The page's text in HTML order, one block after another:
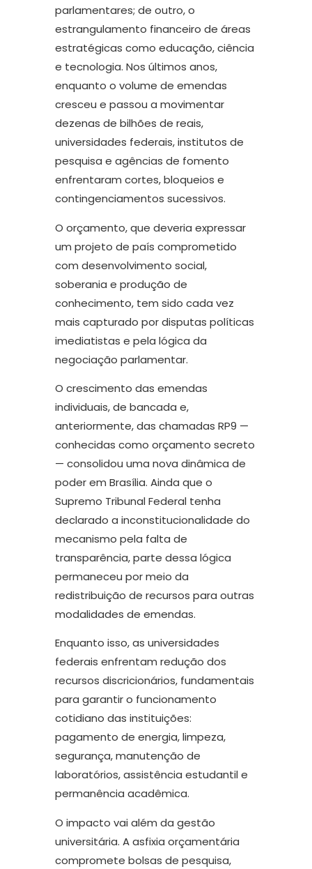
parlamentares; de outro, o
estrangulamento financeiro de áreas
estratégicas como educação, ciência
e tecnologia. Nos últimos anos,
enquanto o volume de emendas
cresceu e passou a movimentar
dezenas de bilhões de reais,
universidades federais, institutos de
pesquisa e agências de fomento
enfrentaram cortes, bloqueios e
contingenciamentos sucessivos.
O orçamento, que deveria expressar
um projeto de país comprometido
com desenvolvimento social,
soberania e produção de
conhecimento, tem sido cada vez
mais capturado por disputas políticas
imediatistas e pela lógica da
negociação parlamentar.
O crescimento das emendas
individuais, de bancada e,
anteriormente, das chamadas RP9 —
conhecidas como orçamento secreto
— consolidou uma nova dinâmica de
poder em Brasília. Ainda que o
Supremo Tribunal Federal tenha
declarado a inconstitucionalidade do
mecanismo pela falta de
transparência, parte dessa lógica
permaneceu por meio da
redistribuição de recursos para outras
modalidades de emendas.
Enquanto isso, as universidades
federais enfrentam redução dos
recursos discricionários, fundamentais
para garantir o funcionamento
cotidiano das instituições:
pagamento de energia, limpeza,
segurança, manutenção de
laboratórios, assistência estudantil e
permanência acadêmica.
O impacto vai além da gestão
universitária. A asfixia orçamentária
compromete bolsas de pesquisa,